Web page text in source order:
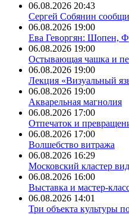
06.08.2026 20:43
Сергей Собянин
06.08.2026 19:00
Ева Геворгян: Шопен,
06.08.2026 19:00
Остывающая чашка и
06.08.2026 19:00
Лекция «Визуальный
06.08.2026 19:00
Акварельная магнолия
06.08.2026 17:00
Отпечаток и
06.08.2026 17:00
Волшебство витража
06.08.2026 16:29
Московский кластер
06.08.2026 16:00
Выставка и мастер-
06.08.2026 14:01
Три объекта культуры